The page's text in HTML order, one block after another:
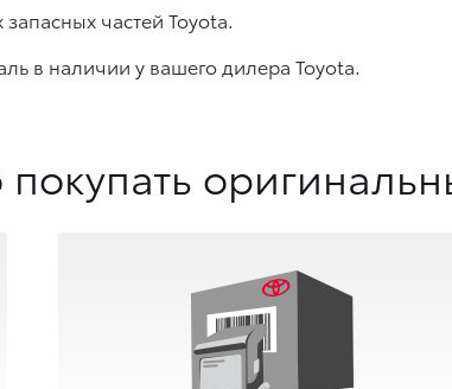
частей Toyota.
в наличии у вашего дилера Toyota.